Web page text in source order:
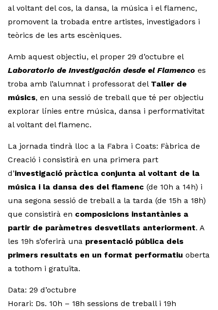
al voltant del cos, la dansa, la música i el flamenc,
promovent la trobada entre artistes, investigadors i
teòrics de les arts escèniques.
Amb aquest objectiu, el proper 29 d’octubre el
Laboratorio de Investigación desde el Flamenco es
troba amb l’alumnat i professorat del Taller de
músics, en una sessió de treball que té per objectiu
explorar línies entre música, dansa i performativitat
al voltant del flamenc.
La jornada tindrà lloc a la Fabra i Coats: Fàbrica de
Creació i consistirà en una primera part
d’investigació pràctica conjunta al voltant de la
música i la dansa des del flamenc (de 10h a 14h) i
una segona sessió de treball a la tarda (de 15h a 18h)
que consistirà en composicions instantànies a
partir de paràmetres desvetllats anteriorment. A
les 19h s’oferirà una presentació pública dels
primers resultats en un format performatiu oberta
a tothom i gratuïta.
Data: 29 d’octubre
Horari: Ds. 10h – 18h sessions de treball i 19h